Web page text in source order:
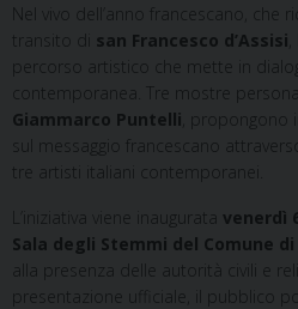
Nel vivo dell’anno francescano, che
transito di san Francesco d’Assisi
percorso artistico che mette in
contemporanea. Tre mostre
Giammarco Puntelli , propongono
sul messaggio francescano
tre artisti italiani contemporanei.
L’iniziativa viene inaugurata venerdì
Sala degli Stemmi del Comune di
alla presenza delle autorità civili e
presentazione ufficiale, il pubblico